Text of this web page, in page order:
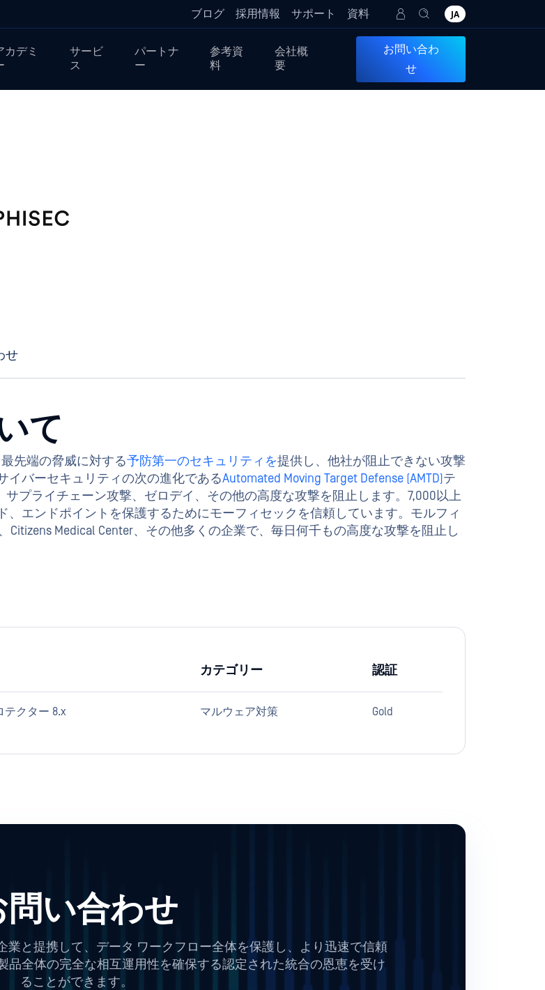
ブログ 採用情報 サポート 資料 JA
カデミ
サービ
ス
パートナ
ー
参考資
料
会社概
要
お問い合わ
せ
せ
て
先端の脅威に対する予防第一のセキュリティを提供し、他社が阻止できない攻撃
イバーセキュリティの次の進化であるAutomated Moving Target Defense (AMTD)テ
プライチェーン攻撃、ゼロデイ、その他の高度な攻撃を阻止します。7,000以上
、エンドポイントを保護するためにモーフィセックを信頼しています。モルフィ
Citizens Medical Center、その他多くの企業で、毎日何千もの高度な攻撃を阻止し
カテゴリー 認証
テクター 8.x マルウェア対策 Gold
問い合わせ
業と提携して、データ ワークフロー全体を保護し、より迅速で信頼
品全体の完全な相互運用性を確保する認定された統合の恩恵を受け
ることができます。